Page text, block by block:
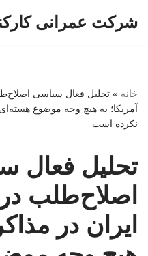
شرکت عمرانی
خانه » تحلیل فعال سیاسی
آمریکا؛ به هیچ وجه موضوع
نکرده است
تحلیل فعال
اصلاح‌طلب
ایران در